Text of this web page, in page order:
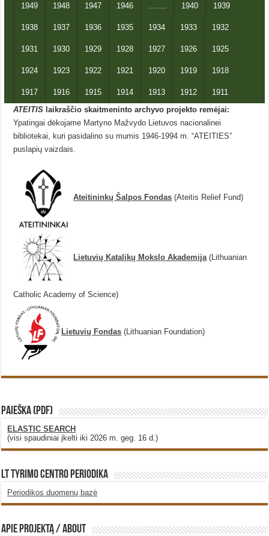
1949 1948 1947 1946 1940 1939
1938 1937 1936 1935 1934 1933 1932
1931 1930 1929 1928 1927 1926 1925
1924 1923 1922 1921 1920 1919 1918
1917 1916 1915 1914 1913 1912
1911
ATEITIS laikraščio skaitmeninto archyvo projekto remėjai:
Ypatingai dėkojame Martyno Mažvydo Lietuvos nacionalinei
bibliotekai, kuri pasidalino su mumis 1946-1994 m. “ATEITIES”
puslapių vaizdais.
Ateitininkų Šalpos Fondas (Ateitis Relief Fund)
Lietuvių Katalikų Mokslo Akademija(Lithuanian
Catholic Academy of Science)
Lietuvių Fondas (Lithuanian Foundation)
PAIEŠKA (PDF)
ELASTIC SEARCH
(visi spaudiniai įkelti iki 2026 m. geg. 16 d.)
LT Tyrimo Centro Periodika
Periodikos duomenų bazė
Apie projektą / About